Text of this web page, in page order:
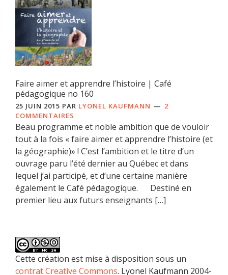
Faire aimer et apprendre l’histoire | Café
pédagogique no 160
25 JUIN 2015 PAR LYONEL KAUFMANN
2
COMMENTAIRES
Beau programme et noble ambition que de vouloir
tout à la fois « faire aimer et apprendre l’histoire (et
la géographie)» ! C’est l’ambition et le titre d’un
ouvrage paru l’été dernier au Québec et dans
lequel j’ai participé, et d’une certaine manière
également le Café pédagogique. Destiné en
premier lieu aux futurs enseignants […]
Cette création est mise à disposition sous un
contrat Creative Commons. Lyonel Kaufmann 2004-